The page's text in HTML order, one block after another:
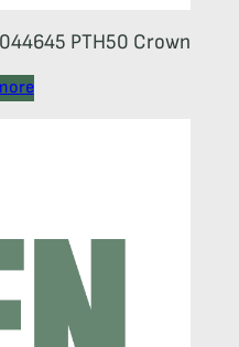
РТН50 Crown